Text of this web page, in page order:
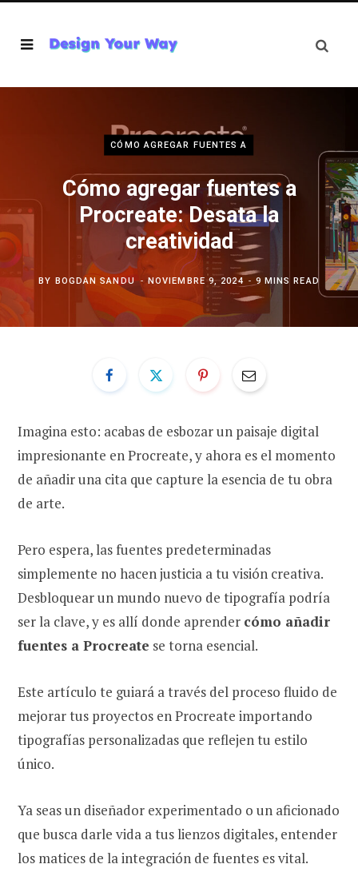
CÓMO AGREGAR FUENTES A
Cómo agregar fuentes a
Procreate: Desata la
creatividad
BY BOGDAN SANDU NOVIEMBRE 9, 2024 9 MINS READ
Imagina esto: acabas de esbozar un paisaje digital
impresionante en Procreate, y ahora es el momento
de añadir una cita que capture la esencia de tu obra
de arte.
Pero espera, las fuentes predeterminadas
simplemente no hacen justicia a tu visión creativa.
Desbloquear un mundo nuevo de tipografía podría
ser la clave, y es allí donde aprender cómo añadir
fuentes a Procreate se torna esencial.
Este artículo te guiará a través del proceso fluido de
mejorar tus proyectos en Procreate importando
tipografías personalizadas que reflejen tu estilo
único.
Ya seas un diseñador experimentado o un aficionado
que busca darle vida a tus lienzos digitales, entender
los matices de la integración de fuentes es vital.